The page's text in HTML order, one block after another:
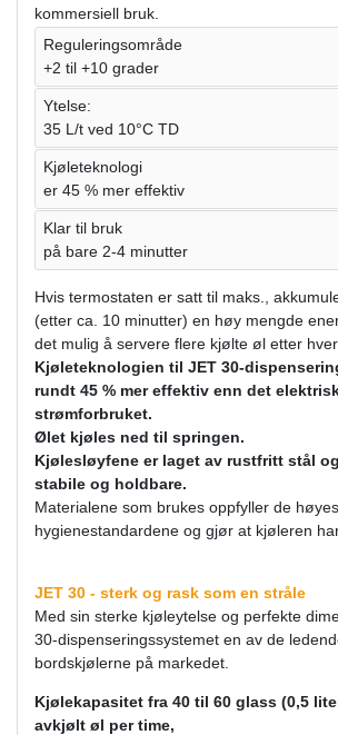
kommersiell bruk.
Reguleringsområde
+2 til +10 grader
Ytelse:
35 L/t ved 10°C TD
Kjøleteknologi
er 45 % mer effektiv
Klar til bruk
på bare 2-4 minutter
Hvis termostaten er satt til maks.,
(etter ca. 10 minutter) en høy mengde
det mulig å servere flere kjølte øl etter
Kjøleteknologien til JET 30-
rundt 45 % mer effektiv enn det
strømforbruket.
Ølet kjøles ned til springen.
Kjølesløyfene er laget av rustfritt stål
stabile og holdbare.
Materialene som brukes oppfyller de
hygienestandardene og gjør at kjøleren
JET 30 - sterk og rask som en stråle
Med sin sterke kjøleytelse og perfekte
30-dispenseringssystemet en av de
bordskjølerne på markedet.
Kjølekapasitet fra 40 til 60 glass (0,5
avkjølt øl per time,